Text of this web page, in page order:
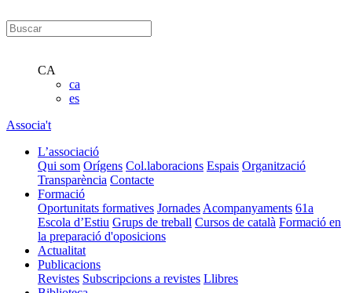
CA
ca
es
Associa't
L’associació
Qui som Orígens Col.laboracions Espais Organització
Transparència Contacte
Formació
Oportunitats formatives Jornades Acompanyaments 61a
Escola d’Estiu Grups de treball Cursos de català Formació en
la preparació d'oposicions
Actualitat
Publicacions
Revistes Subscripcions a revistes Llibres